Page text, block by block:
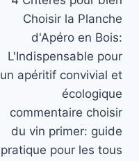
Choisir la Planche
d'Apéro en Bois:
L'Indispensable pour
un apéritif convivial et
écologique
commentaire choisir
du vin primer: guide
pratique pour les tous